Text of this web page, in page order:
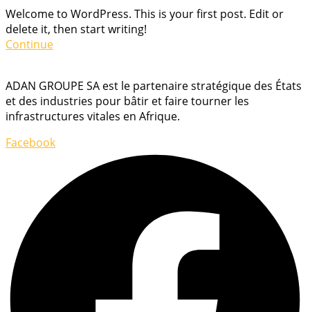
Welcome to WordPress. This is your first post. Edit or
delete it, then start writing!
Continue
ADAN GROUPE SA est le partenaire stratégique des États
et des industries pour bâtir et faire tourner les
infrastructures vitales en Afrique.
Facebook